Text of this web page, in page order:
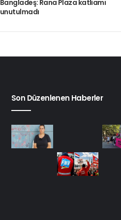
Bangladeş: Rana Plaza katliamı
unutulmadı
Son Düzenlenen Haberler